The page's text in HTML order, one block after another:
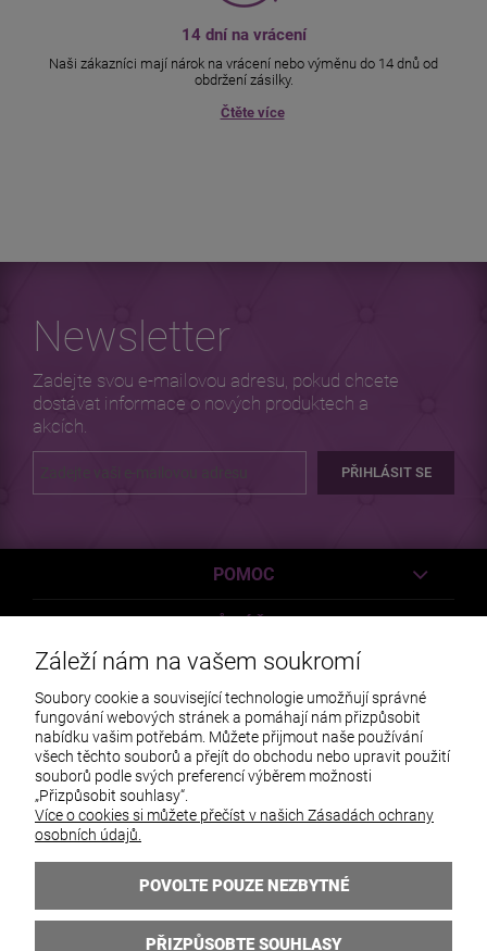
14 dní na vrácení
Naši zákazníci mají nárok na vrácení nebo výměnu do 14 dnů od
obdržení zásilky.
Čtěte více
Newsletter
Zadejte svou e-mailovou adresu, pokud chcete
dostávat informace o nových produktech a
akcích.
PŘIHLÁSIT SE
POMOC
PLATBY A DODÁVKY
INFORMACE
O NÁS
Záleží nám na vašem soukromí
Soubory cookie a související technologie umožňují správné
fungování webových stránek a pomáhají nám přizpůsobit
nabídku vašim potřebám. Můžete přijmout naše používání
všech těchto souborů a přejít do obchodu nebo upravit použití
souborů podle svých preferencí výběrem možnosti
„Přizpůsobit souhlasy“.
Více o cookies si můžete přečíst v našich Zásadách ochrany
osobních údajů.
POVOLTE POUZE NEZBYTNÉ
PŘIZPŮSOBTE SOUHLASY